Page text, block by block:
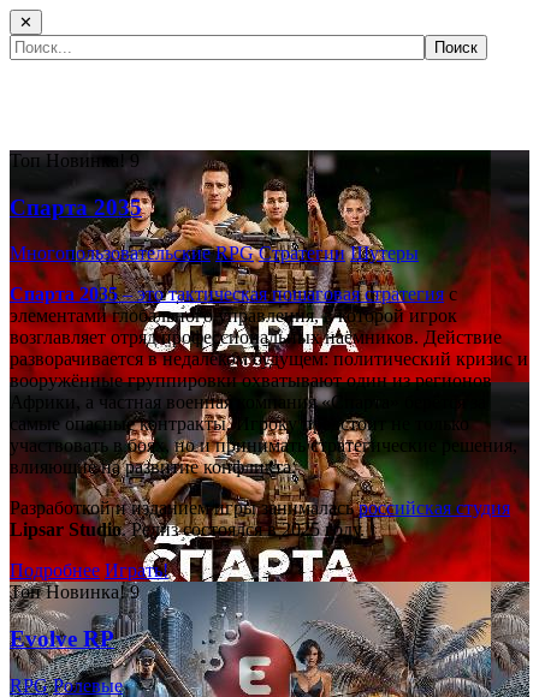
✕
Топ Новинка! 9
Спарта 2035
Многопользовательские RPG Стратегии Шутеры
Спарта 2035– это тактическаяпошаговая стратегияс
элементами глобального управления, в которой игрок
возглавляет отряд профессиональных наёмников. Действие
разворачивается в недалёком будущем: политический кризис и
вооружённые группировки охватывают один из регионов
Африки, а частная военная компания «Спарта» берётся за
самые опасные контракты. Игроку предстоит не только
участвовать в боях, но и принимать стратегические решения,
влияющие на развитие конфликта.
Разработкой и изданием игры занималасьроссийская студия
Lipsar Studio. Релиз состоялся в 2025 году.
Подробнее Играть!
Топ Новинка! 9
Evolve RP
RPG Ролевые